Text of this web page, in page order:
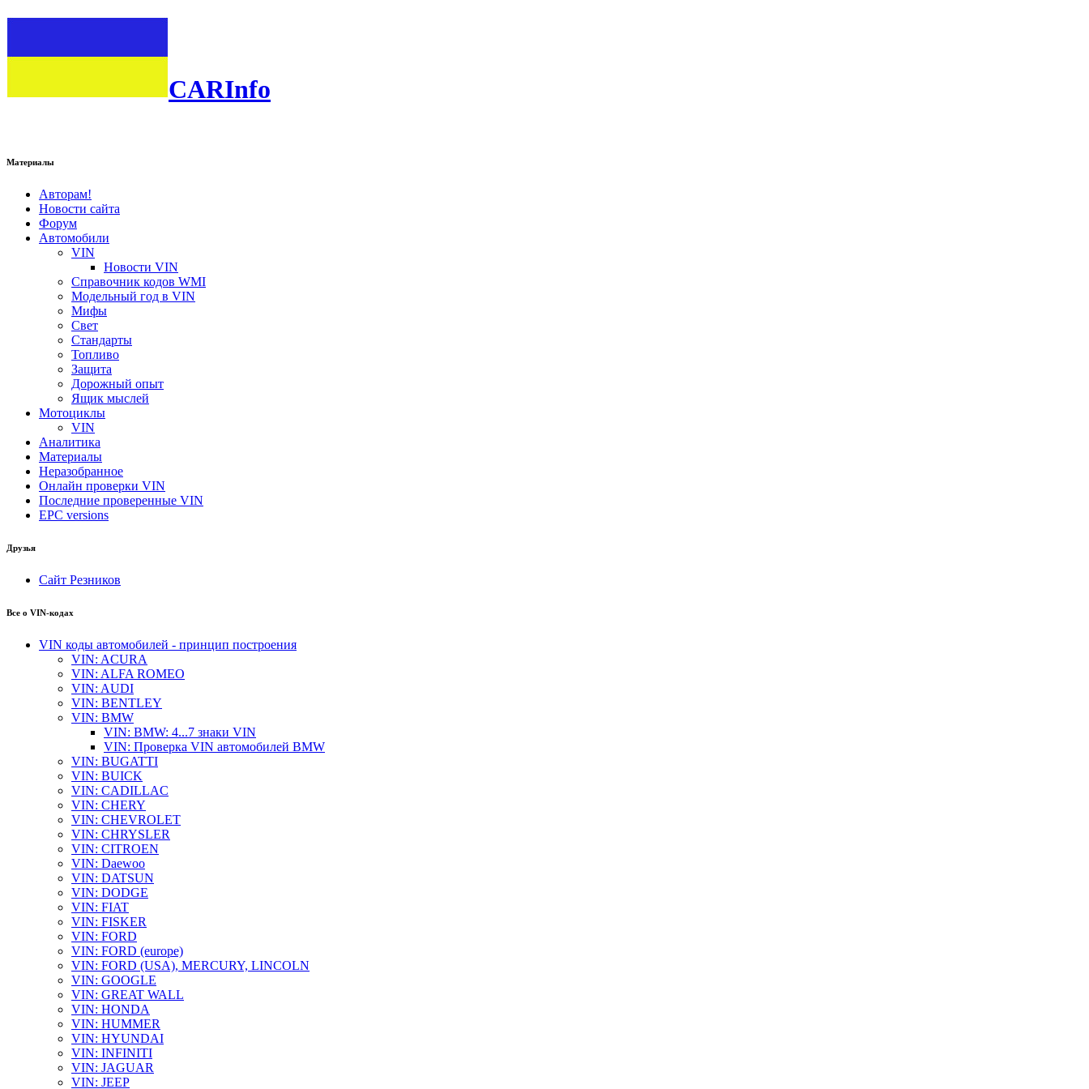
CARInfo
Материалы
Авторам!
Новости сайта
Форум
Автомобили
VIN
Новости VIN
Справочник кодов WMI
Модельный год в VIN
Мифы
Свет
Стандарты
Топливо
Защита
Дорожный опыт
Ящик мыслей
Мотоциклы
VIN
Аналитика
Материалы
Неразобранное
Онлайн проверки VIN
Последние проверенные VIN
EPC versions
Друзья
Сайт Резников
Все о VIN-кодах
VIN коды автомобилей - принцип построения
VIN: ACURA
VIN: ALFA ROMEO
VIN: AUDI
VIN: BENTLEY
VIN: BMW
VIN: BMW: 4...7 знаки VIN
VIN: Проверка VIN автомобилей BMW
VIN: BUGATTI
VIN: BUICK
VIN: CADILLAC
VIN: CHERY
VIN: CHEVROLET
VIN: CHRYSLER
VIN: CITROEN
VIN: Daewoo
VIN: DATSUN
VIN: DODGE
VIN: FIAT
VIN: FISKER
VIN: FORD
VIN: FORD (europe)
VIN: FORD (USA), MERCURY, LINCOLN
VIN: GOOGLE
VIN: GREAT WALL
VIN: HONDA
VIN: HUMMER
VIN: HYUNDAI
VIN: INFINITI
VIN: JAGUAR
VIN: JEEP